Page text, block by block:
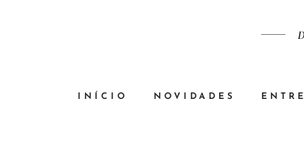
INÍCIO NOVIDADES